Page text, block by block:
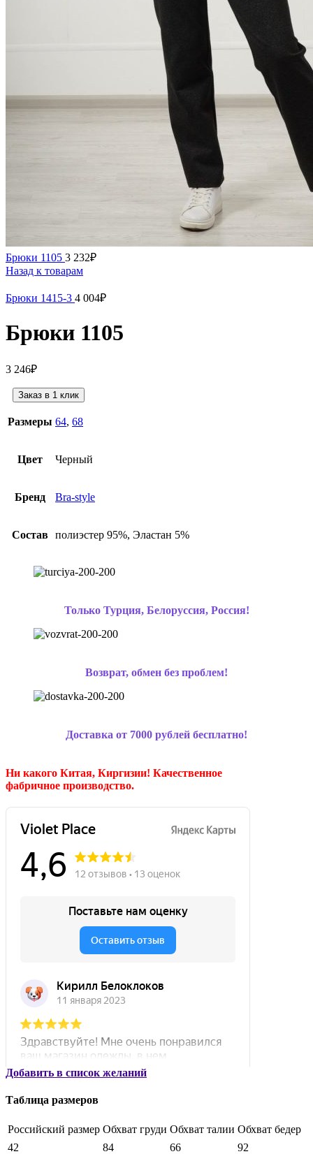
Брюки 1105 3 232₽
Назад к товарам
Брюки 1415-3 4 004₽
Брюки 1105
3 246₽
Заказ в 1 клик
Размеры 64, 68
Цвет Черный
Бренд Bra-style
Состав полиэстер 95%, Эластан 5%
Только Турция, Белоруссия, Россия!
Возврат, обмен без проблем!
Доставка от 7000 рублей бесплатно!
Ни какого Китая, Киргизии! Качественное
фабричное производство.
Добавить в список желаний
Таблица размеров
Российский размер Обхват груди Обхват талии Обхват бедер
42
84 66 92